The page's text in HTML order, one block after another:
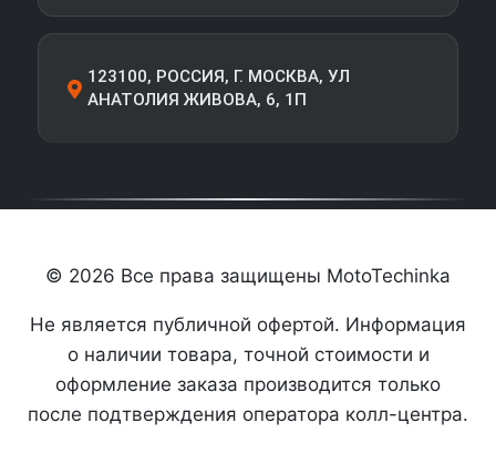
123100, РОССИЯ, Г. МОСКВА, УЛ
АНАТОЛИЯ ЖИВОВА, 6, 1П
© 2026 Все права защищены MotoTechinka
Не является публичной офертой. Информация
о наличии товара, точной стоимости и
оформление заказа производится только
после подтверждения оператора колл-центра.